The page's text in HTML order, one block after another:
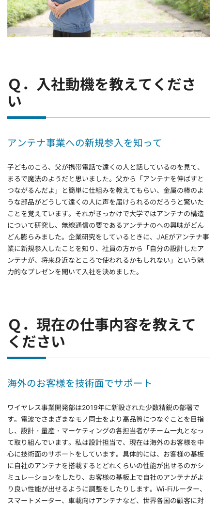
Ｑ．入社動機を教えてくださ
い
アンテナ事業への新規参入を知って
子どものころ、父が携帯電話で遠くの人と話しているのを見て、
まるで魔法のようだと思いました。父から「アンテナを伸ばすと
つながるんだよ」と簡単に仕組みを教えてもらい、金属の棒のよ
うな部品がどうして遠くの人に声を届けられるのだろうと驚いた
ことを覚えています。それがきっかけで大学ではアンテナの構造
について研究し、無線通信の要であるアンテナのへの興味がどん
どん膨らみました。企業研究をしているときに、JAEがアンテナ事
業に新規参入したことを知り、社員の方から「自分の設計したア
ンテナが、将来身近なところで使われるかもしれない」という魅
力的なプレゼンを聞いて入社を決めました。
Ｑ．現在の仕事内容を教えて
ください
海外のお客様を技術面でサポート
ワイヤレス事業開発部は2019年に新設された少数精鋭の部署で
す。電波でさまざまなモノ同士をより高品質につなぐことを目指
し、設計・量産・マーケティングの各担当者がチーム一丸となっ
て取り組んでいます。私は設計担当で、現在は海外のお客様を中
心に技術面のサポートをしています。具体的には、お客様の基板
に自社のアンテナを搭載するとどれくらいの性能が出せるのかシ
ミュレーションをしたり、お客様の基板上で自社のアンテナがよ
り良い性能が出せるように調整をしたりします。Wi-Fiルーター、
スマートメーター、車載向けアンテナなど、世界各国の顧客に対